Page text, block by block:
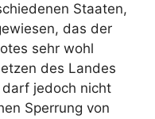
Staaten,
das der
sehr wohl
des Landes
jedoch nicht
Sperrung von